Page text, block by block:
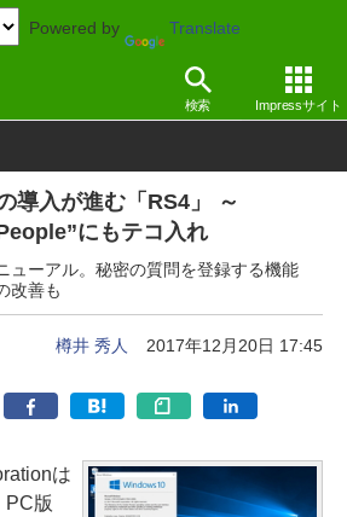
Powered by Translate
検索 Impressサイト
ル Windows
導入が進む「RS4」 ～
にもテコ入れ
ューアル。秘密の質問を登録する機能
改善も
樽井 秀人 2017年12月20日 17:45
は
PC版